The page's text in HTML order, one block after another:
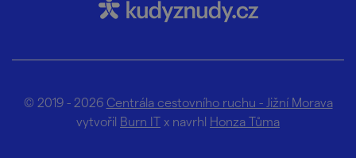
© 2019 - 2026 Centrála cestovního ruchu - Jižní Morava
vytvořil Burn IT x navrhl Honza Tůma